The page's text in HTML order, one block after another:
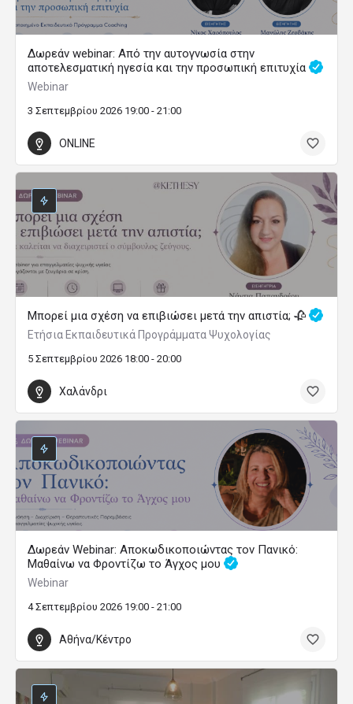
Δωρεάν webinar: Από την αυτογνωσία στην
αποτελεσματική ηγεσία και την προσωπική επιτυχία
Webinar
3 Σεπτεμβρίου 2026 19:00 - 21:00
ONLINE
Μπορεί μια σχέση να επιβιώσει μετά την απιστία; 🥀
Ετήσια Εκπαιδευτικά Προγράμματα Ψυχολογίας
5 Σεπτεμβρίου 2026 18:00 - 20:00
Χαλάνδρι
Δωρεάν Webinar: Αποκωδικοποιώντας τον Πανικό:
Μαθαίνω να Φροντίζω το Άγχος μου
Webinar
4 Σεπτεμβρίου 2026 19:00 - 21:00
Αθήνα/Κέντρο